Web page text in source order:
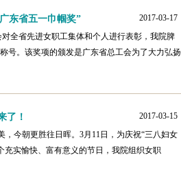
东省五一巾帼奖”
2017-03-17
全省先进女职工集体和个人进行表彰，我院脾
号。该奖项的颁发是广东省总工会为了大力弘扬
了！
2017-03-15
朝更胜往日晖。3月11日，为庆祝“三八妇女
充实愉快、富有意义的节日，我院组织女职